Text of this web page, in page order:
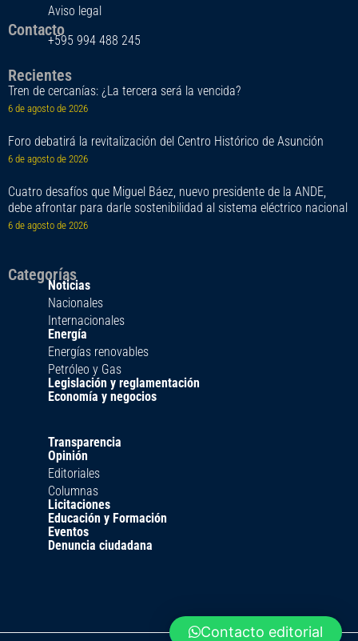
Aviso legal
Contacto
+595 994 488 245
Recientes
Tren de cercanías: ¿La tercera será la vencida?
6 de agosto de 2026
Foro debatirá la revitalización del Centro Histórico de Asunción
6 de agosto de 2026
Cuatro desafíos que Miguel Báez, nuevo presidente de la ANDE,
debe afrontar para darle sostenibilidad al sistema eléctrico nacional
6 de agosto de 2026
Categorías
Noticias
Nacionales
Internacionales
Energía
Energías renovables
Petróleo y Gas
Legislación y reglamentación
Economía y negocios
Transparencia
Opinión
Editoriales
Columnas
Licitaciones
Educación y Formación
Eventos
Denuncia ciudadana
Contacto editorial